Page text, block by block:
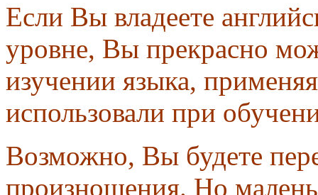
Если Вы владеете
уровне, Вы прекрасно
изучении языка,
использовали при
Возможно, Вы будете
произношения. Но